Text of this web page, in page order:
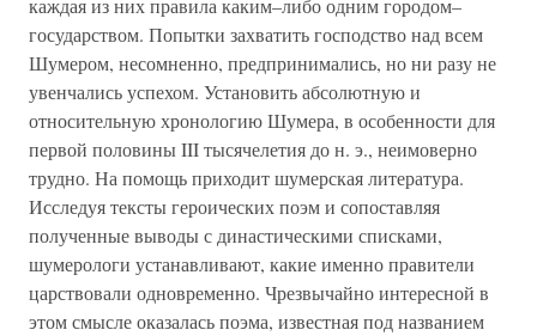
каждая из них правила каким–либо одним городом–
государством. Попытки захватить господство над всем
Шумером, несомненно, предпринимались, но ни разу не
увенчались успехом. Установить абсолютную и
относительную хронологию Шумера, в особенности для
первой половины III тысячелетия до н. э., неимоверно
трудно. На помощь приходит шумерская литература.
Исследуя тексты героических поэм и сопоставляя
полученные выводы с династическими списками,
шумерологи устанавливают, какие именно правители
царствовали одновременно. Чрезвычайно интересной в
этом смысле оказалась поэма, известная под названием